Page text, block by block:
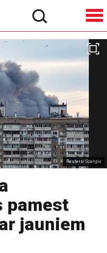
Reuters/Scanpix
pamest
jauniem